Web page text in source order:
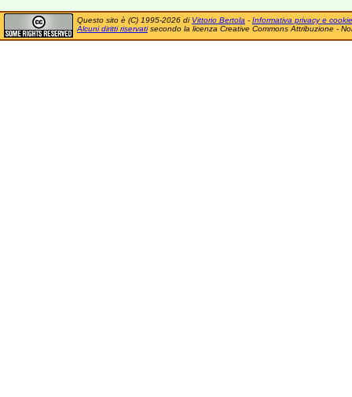
Questo sito è (C) 1995-2026 di Vittorio Bertola - Informativa privacy e cookie
Alcuni diritti riservatisecondo la licenza Creative Commons Attribuzione -